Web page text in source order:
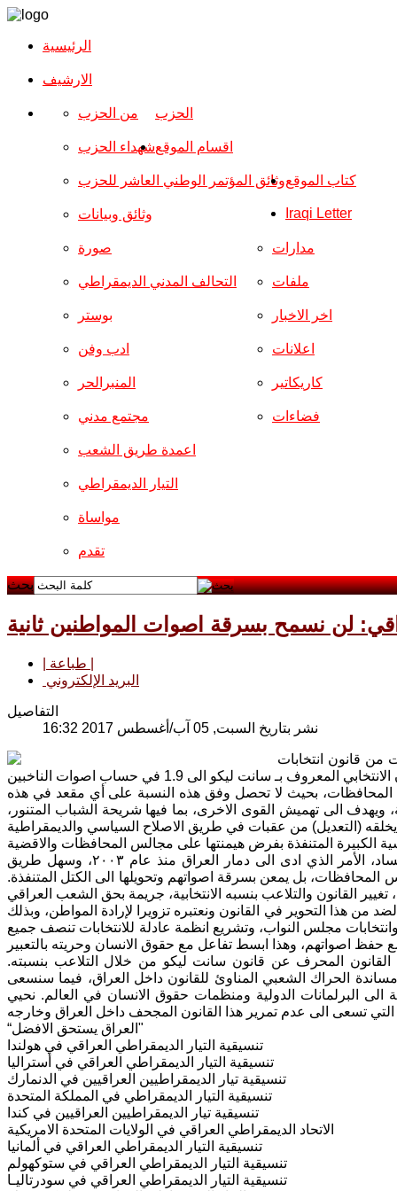
الرئيسية
الارشیف
الحزب من الحزب
شهداء الحزب
وثائق المؤتمر الوطني العاشر للحزب
وثائق وبيانات
اقسام الموقع
صورة
التحالف المدني الديمقراطي
بوستر
ادب وفن
المنبرالحر
مجتمع مدني
مدارات
ملفات
اخر الاخبار
اعلانات
كاريكاتير
فضاءات
اعمدة طريق الشعب
التيار الديمقراطي
مواساة
تقدم
كتاب الموقع
Iraqi Letter
بحث
لن نسمح بسرقة اصوات المواطنين ثانية
البريد الإلكتروني
التفاصيل
نشر بتاريخ السبت, 05 آب/أغسطس 2017 16:32
من قانون انتخابات
المحافظات، بحيث لا تحصل وفق هذه النسبة على أي مقعد في هذه
ويهدف الى تهميش القوى الاخرى، بما فيها شريحة الشباب المتنور،
السياسية الكبيرة المتنفذة بفرض هيمنتها على مجالس المحافظات والاقضية
واحتكارها السلطة والاستمرار باسلوب المحاصصة الطائفية المقيتة واستشراء الفساد، الأمر الذي ادى الى دمار العراق منذ عام ٢٠٠٣، وسهل طريق
بل يمعن بسرقة اصواتهم وتحويلها الى الكتل المتنفذة.
من هذا التحوير في القانون ونعتبره تزويرا لإرادة المواطن، وبذلك
مجلس النواب، وتشريع انظمة عادلة للانتخابات تنصف جميع
المحرف عن قانون سانت ليكو من خلال التلاعب بنسبته.
الحراك الشعبي المناوئ للقانون داخل العراق، فيما سنسعى
البرلمانات الدولية ومنظمات حقوق الانسان في العالم. نحيي
تسعى الى عدم تمرير هذا القانون المجحف داخل العراق وخارجه
“العراق يستحق الافضل"
تنسيقية التيار الديمقراطي العراقي في هولندا
تنسيقية التيار الديمقراطي العراقي في أستراليا
تنسيقية تيار الديمقراطيين العراقيين في الدنمارك
تنسيقية التيار الديمقراطي في المملكة المتحدة
تنسيقية تيار الديمقراطيين العراقيين في كندا
الاتحاد الديمقراطي العراقي في الولايات المتحدة الامريكية
تنسيقية التيار الديمقراطي العراقي في ألمانيا
تنسيقية التيار الديمقراطي العراقي في ستوكهولم
تنسيقية التيار الديمقراطي العراقي في سودرتاليـا